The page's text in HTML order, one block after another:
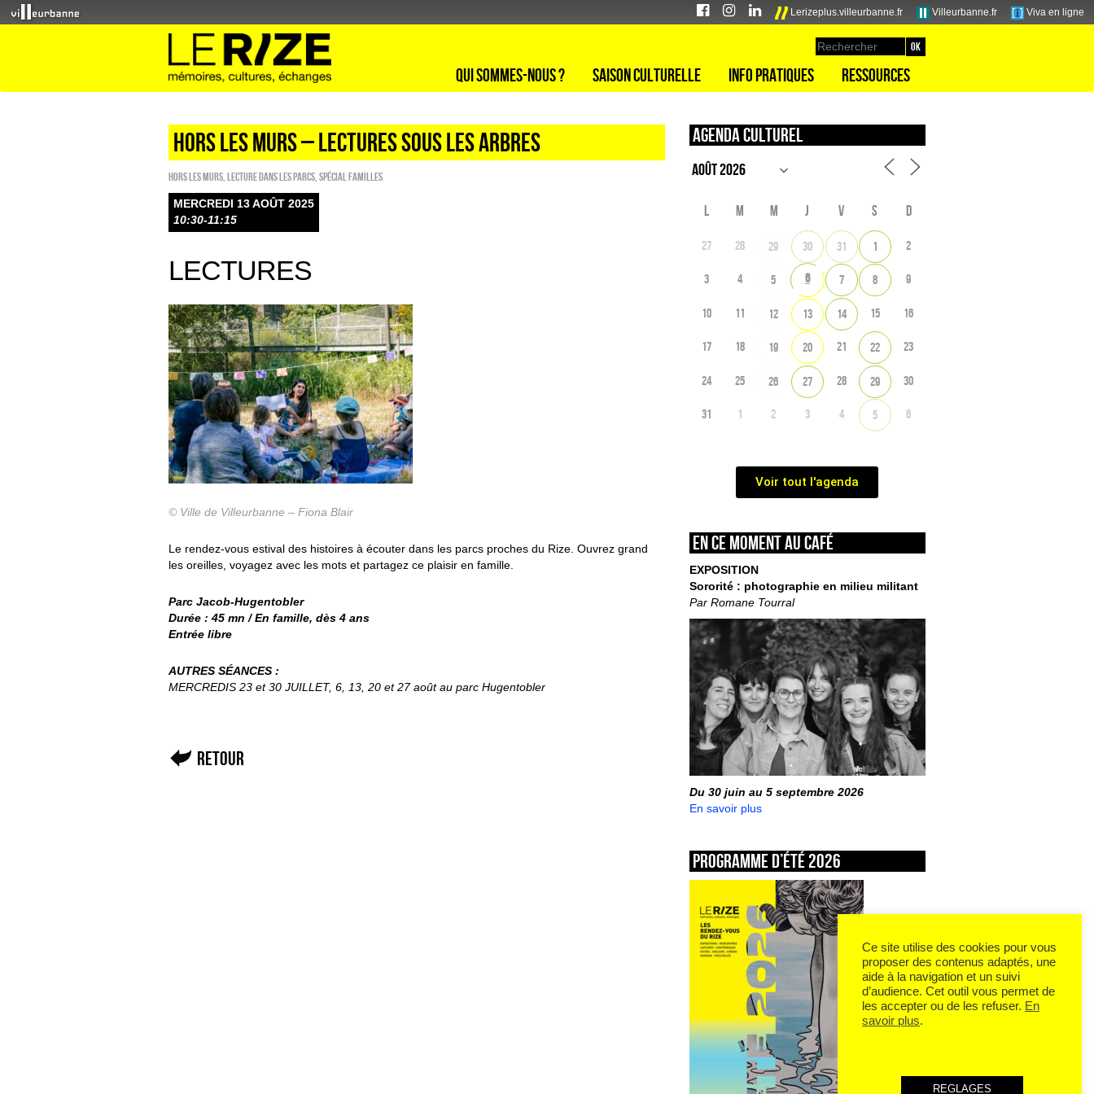
Lerizeplus.villeurbanne.fr Villeurbanne.fr Viva en ligne
Qui sommes-nous ? Saison culturelle Info pratiques Ressources
HORS LES MURS – LECTURES SOUS LES ARBRES
HORS LES MURS Lecture dans les parcs Spécial familles
MERCREDI 13 AOÛT 2025
10:30-11:15
LECTURES
© Ville de Villeurbanne – Fiona Blair
Le rendez-vous estival des histoires à écouter dans les parcs proches du Rize. Ouvrez grand
les oreilles, voyagez avec les mots et partagez ce plaisir en famille.
Parc Jacob-Hugentobler
Durée : 45 mn / En famille, dès 4 ans
Entrée libre
AUTRES SÉANCES :
MERCREDIS 23 et 30 JUILLET, 6, 13, 20 et 27 août au parc Hugentobler
Retour
Agenda culturel
L M M J V S D
27 28 29 30 31 1 2
3 4 5 6 7 8 9
10 11 12 13 14 15 16
17 18 19 20 21 22 23
24 25 26 27 28 29 30
31 1 2 3 4 5 6
Voir tout l'agenda
En ce moment au café
EXPOSITION
Sororité : photographie en milieu militant
Par Romane Tourral
Du 30 juin au 5 septembre 2026
En savoir plus
Programme d’été 2026
Ce site utilise des cookies pour vous
proposer des contenus adaptés, une
aide à la navigation et un suivi
d’audience. Cet outil vous permet de
les accepter ou de les refuser. En
savoir plus.
REGLAGES